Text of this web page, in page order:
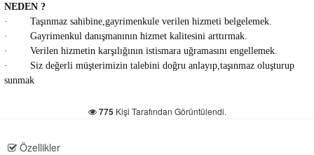
NEDEN ?
· Taşınmaz sahibine,gayrimenkule verilen hizmeti belgelemek.
· Gayrimenkul danışmanının hizmet kalitesini arttırmak.
· Verilen hizmetin karşılığının istismara uğramasını engellemek.
· Siz değerli müşterimizin talebini doğru anlayıp,taşınmaz oluşturup
sunmak
775Kişi Tarafından Görüntülendi.
Özellikler